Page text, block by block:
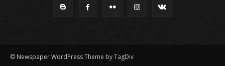
© Newspaper WordPress Theme by TagDiv